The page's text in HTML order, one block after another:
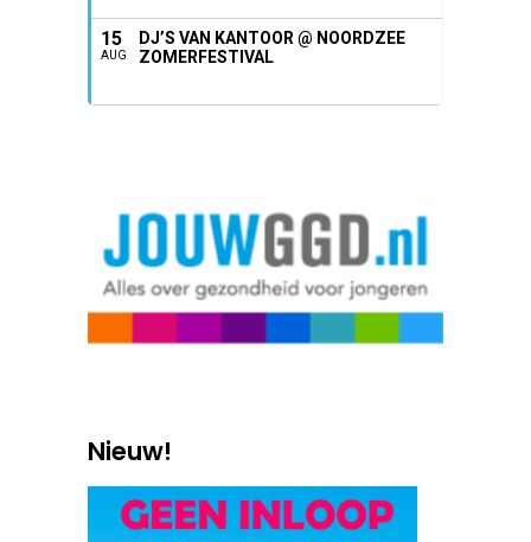
15
AUG
DJ’S VAN KANTOOR @ NOORDZEE
ZOMERFESTIVAL
Nieuw!